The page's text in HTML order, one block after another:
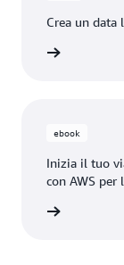
Crea un data
ebook
Inizia il tuo
con AWS per